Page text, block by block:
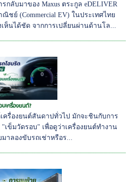
กลับมาของ Maxus ตระกูล eDELIVER
ชย์ (Commercial EV) ในประเทศไทย
ห็นได้ชัด จากการเปลี่ยนผ่านด้านโล...
บเครื่องยนต์?
ครื่องยนต์สันดาปทั่วไป มักจะชินกับการ
เข็มวัดรอบ" เพื่อดูว่าเครื่องยนต์ทำงาน
าลองขับรถเช่าหรือร...